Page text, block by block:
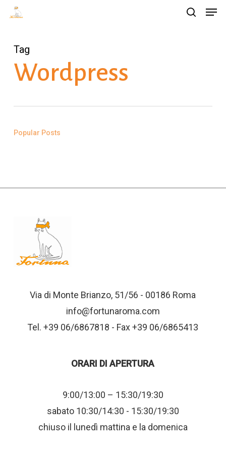
Skip
content
Tag
Wordpress
Popular Posts
Via di Monte Brianzo, 51/56 - 00186 Roma
info@fortunaroma.com
Tel. +39 06/6867818 - Fax +39 06/6865413
ORARI DI APERTURA
9:00/13:00 – 15:30/19:30
sabato 10:30/14:30 - 15:30/19:30
chiuso il lunedì mattina e la domenica
Menu